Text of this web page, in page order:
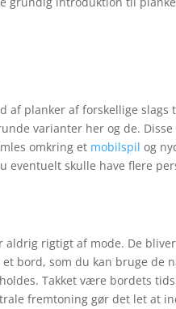
af planker af forskellige slags
varianter her og de.
omkring et mobilspil og
eventuelt skulle have flere
rigtigt af mode. De
bord, som du kan bruge de
Takket være bordets
fremtoning gør det let at